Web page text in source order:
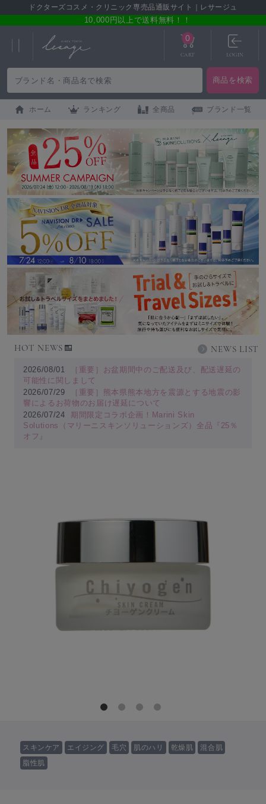
ドクターズコスメ・クリニック専売品通販サイト｜レサージュ
10,000円以上で送料無料！！
0
CART LOGIN
ホーム ランキング 全商品 ブランド一覧
HOT NEWS NEWS LIST
2026/08/01
［重要］お盆期間中のご配送及び、配送遅延の
可能性に関しまして
2026/07/29
［重要］熊本県熊本地方を震源とする地震の影
響によるお荷物のお届け遅延について
2026/07/24
期間限定コラボ企画！Marini Skin
Solutions（マリーニスキンソリューションズ）全品『25％
オフ』
スキンケア エイジング 毛穴 肌のハリ 乾燥肌
混合肌
脂性肌